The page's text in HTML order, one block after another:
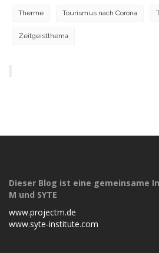
Therme Tourismus nach Corona
Zeitgeistthema
Dieser Blog ist eine gemeinsame
M und SYTE
www.projectm.de
www.syte-institute.com